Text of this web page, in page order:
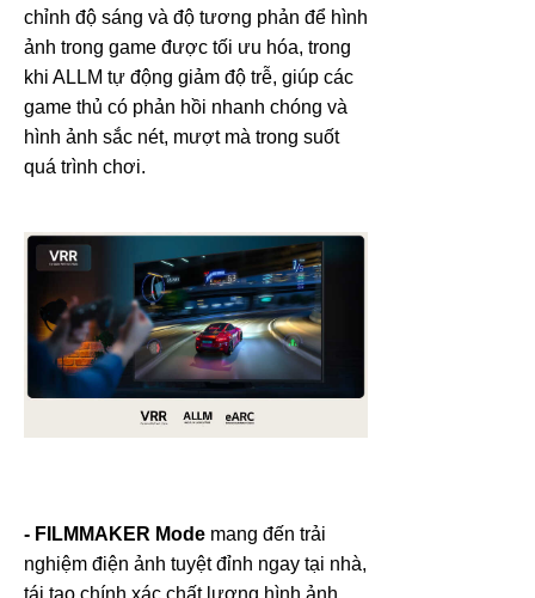
chỉnh độ sáng và độ tương phản để hình
ảnh trong game được tối ưu hóa, trong
khi ALLM tự động giảm độ trễ, giúp các
game thủ có phản hồi nhanh chóng và
hình ảnh sắc nét, mượt mà trong suốt
quá trình chơi.
- FILMMAKER Mode mang đến trải
nghiệm điện ảnh tuyệt đỉnh ngay tại nhà,
tái tạo chính xác chất lượng hình ảnh